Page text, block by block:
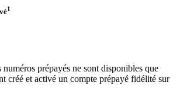
1
numéros prépayés ne sont disponibles que
créé et activé un compte prépayé fidélité sur